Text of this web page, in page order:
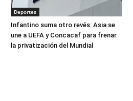
Deportes
Infantino suma otro revés: Asia se
une a UEFA y Concacaf para frenar
la privatización del Mundial